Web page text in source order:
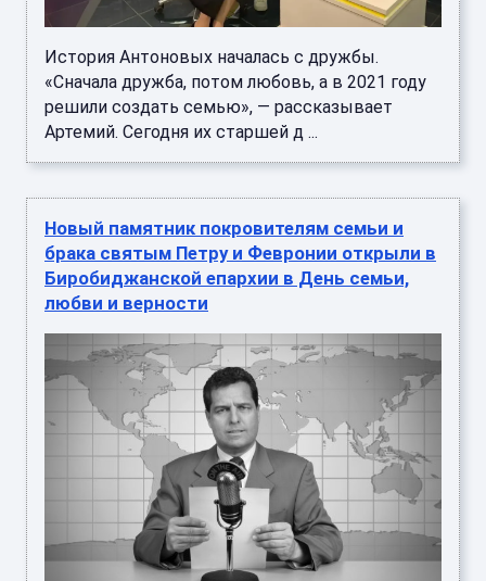
История Антоновых началась с дружбы.
«Сначала дружба, потом любовь, а в 2021 году
решили создать семью», — рассказывает
Артемий. Сегодня их старшей д ...
Новый памятник покровителям семьи и
брака святым Петру и Февронии открыли в
Биробиджанской епархии в День семьи,
любви и верности